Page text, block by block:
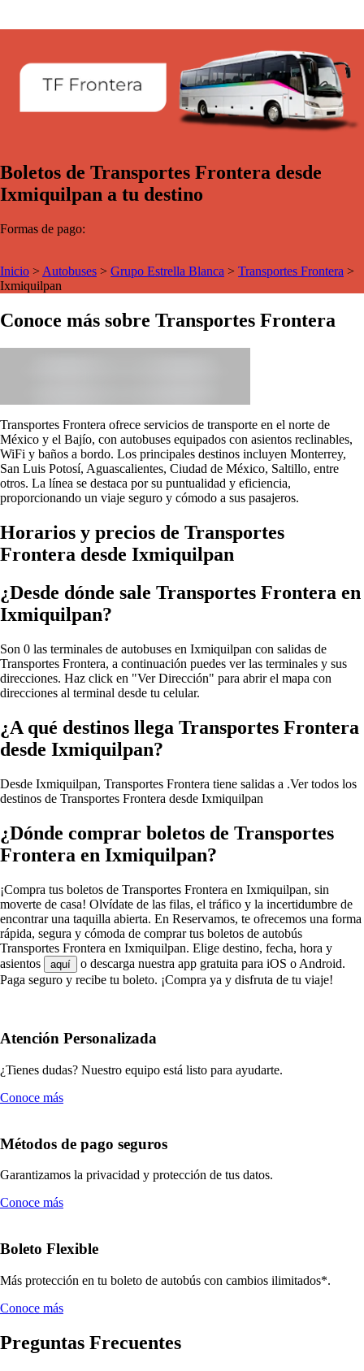
Boletos de Transportes Frontera desde
Ixmiquilpan a tu destino
Formas de pago:
Inicio > Autobuses > Grupo Estrella Blanca > Transportes Frontera >
Ixmiquilpan
Conoce más sobre Transportes Frontera
Transportes Frontera ofrece servicios de transporte en el norte de
México y el Bajío, con autobuses equipados con asientos reclinables,
WiFi y baños a bordo. Los principales destinos incluyen Monterrey,
San Luis Potosí, Aguascalientes, Ciudad de México, Saltillo, entre
otros. La línea se destaca por su puntualidad y eficiencia,
proporcionando un viaje seguro y cómodo a sus pasajeros.
Horarios y precios de Transportes
Frontera desde Ixmiquilpan
¿Desde dónde sale Transportes Frontera en
Ixmiquilpan?
Son 0 las terminales de autobuses en Ixmiquilpan con salidas de
Transportes Frontera, a continuación puedes ver las terminales y sus
direcciones. Haz click en "Ver Dirección" para abrir el mapa con
direcciones al terminal desde tu celular.
¿A qué destinos llega Transportes Frontera
desde Ixmiquilpan?
Desde Ixmiquilpan, Transportes Frontera tiene salidas a .Ver todos los
destinos de Transportes Frontera desde Ixmiquilpan
¿Dónde comprar boletos de Transportes
Frontera en Ixmiquilpan?
¡Compra tus boletos de Transportes Frontera en Ixmiquilpan, sin
moverte de casa! Olvídate de las filas, el tráfico y la incertidumbre de
encontrar una taquilla abierta. En Reservamos, te ofrecemos una forma
rápida, segura y cómoda de comprar tus boletos de autobús
Transportes Frontera en Ixmiquilpan. Elige destino, fecha, hora y
asientos
aquí
o descarga nuestra app gratuita para iOS o Android.
Paga seguro y recibe tu boleto. ¡Compra ya y disfruta de tu viaje!
Atención Personalizada
¿Tienes dudas? Nuestro equipo está listo para ayudarte.
Conoce más
Métodos de pago seguros
Garantizamos la privacidad y protección de tus datos.
Conoce más
Boleto Flexible
Más protección en tu boleto de autobús con cambios ilimitados*.
Conoce más
Preguntas Frecuentes